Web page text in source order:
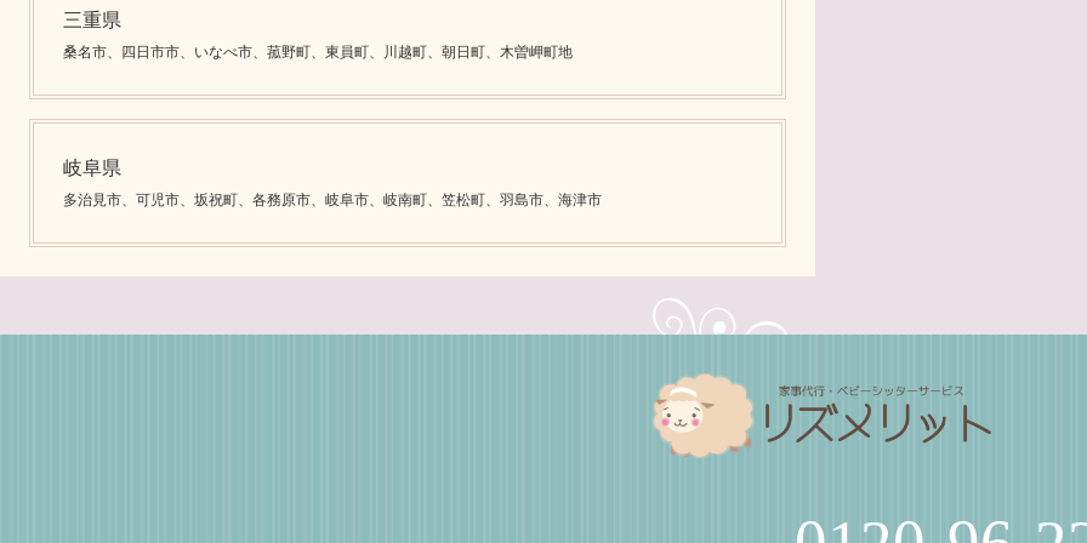
三重県
桑名市、四日市市、いなべ市、菰野町、東員町、川越町、朝日町、木曽岬町地
岐阜県
多治見市、可児市、坂祝町、各務原市、岐阜市、岐南町、笠松町、羽島市、海津市